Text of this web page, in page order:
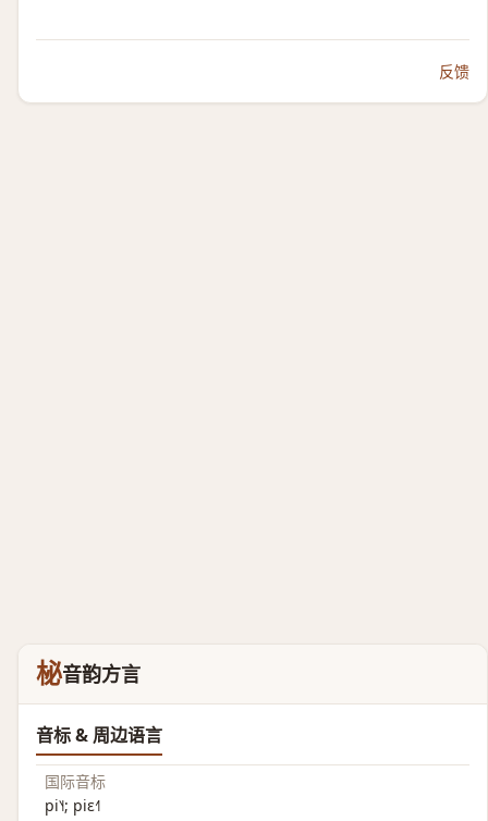
反馈
柲音韵方言
音标 & 周边语言
国际音标
pi˥˧; piɛ˧˥